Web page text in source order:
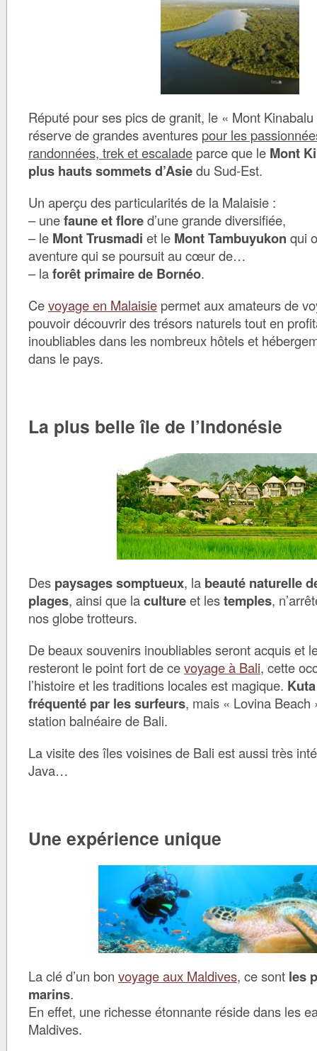
Réputé pour ses pics de granit, le « Mont
réserve de grandes aventures pour les
randonnées, trek et escalade parce que le Mont
plus hauts sommets d’Asiedu Sud-Est.
Un aperçu des particularités de la Malaisie :
– unefaune et flored’une grande diversifiée,
– le Mont Trusmadi et le Mont Tambuyukon qui
aventure qui se poursuit au cœur de…
– laforêt primaire de Bornéo.
Cevoyage en Malaisie permet aux amateurs de
pouvoir découvrir des trésors naturels tout en
inoubliables dans les nombreux hôtels et
dans le pays.
La plus belle île de l’Indonésie
Des paysages somptueux, la beauté naturelle
plages, ainsi que lacultureet lestemples,
nos globe trotteurs.
De beaux souvenirs inoubliables seront acquis et
resteront le point fort de cevoyage à Bali, cette
l’histoire et les traditions locales est magique.
fréquenté par les surfeurs, mais « Lovina Beach
station balnéaire de Bali.
La visite des îles voisines de Bali est aussi très
Java…
Une expérience unique
La clé d’un bon voyage aux Maldives, ce sont les
marins.
En effet, une richesse étonnante réside dans les
Maldives.